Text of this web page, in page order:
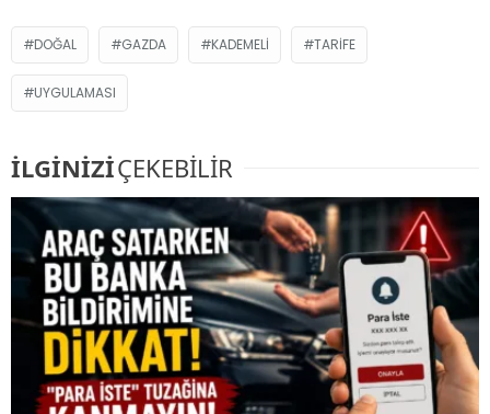
DOĞAL GAZDA KADEMELI TARIFE
UYGULAMASI
İLGİNİZİÇEKEBİLİR